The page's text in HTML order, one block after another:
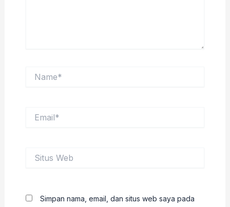
Web
Simpan nama, email, dan situs web saya pada